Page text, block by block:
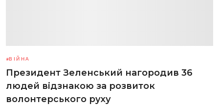
ВІЙНА
Президент Зеленський нагородив 36
людей відзнакою за розвиток
волонтерського руху